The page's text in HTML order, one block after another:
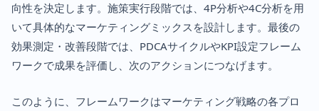
向性を決定します。施策実行段階では、4P分析や4C分析を用
いて具体的なマーケティングミックスを設計します。最後の
効果測定・改善段階では、PDCAサイクルやKPI設定フレーム
ワークで成果を評価し、次のアクションにつなげます。
このように、フレームワークはマーケティング戦略の各プロ